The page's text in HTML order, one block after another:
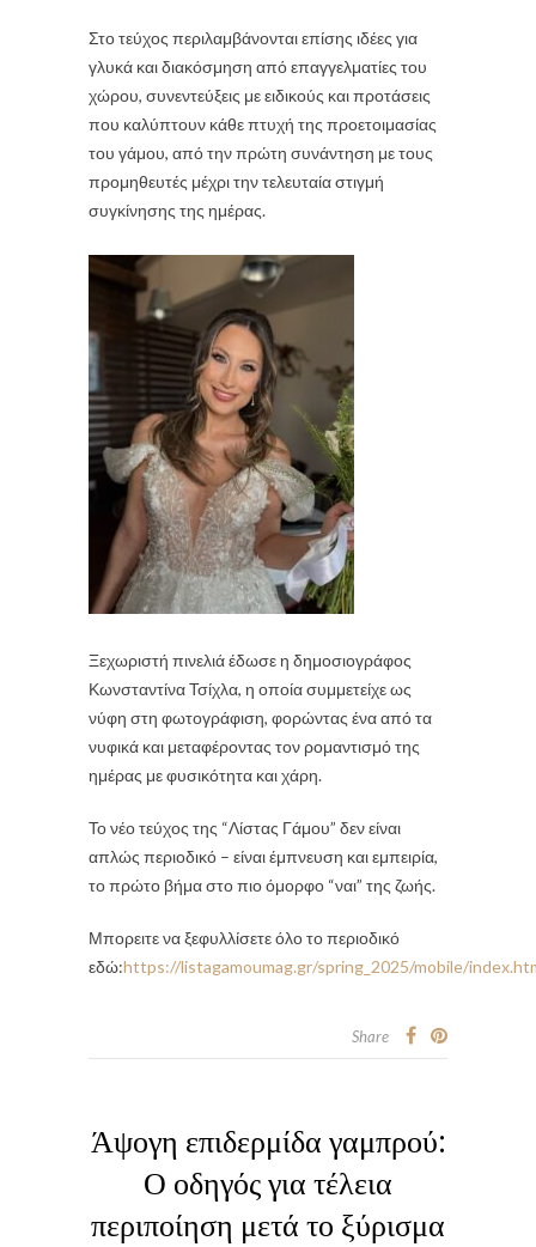
Στο τεύχος περιλαμβάνονται επίσης ιδέες για
γλυκά και διακόσμηση από επαγγελματίες του
χώρου, συνεντεύξεις με ειδικούς και προτάσεις
που καλύπτουν κάθε πτυχή της προετοιμασίας
του γάμου, από την πρώτη συνάντηση με τους
προμηθευτές μέχρι την τελευταία στιγμή
συγκίνησης της ημέρας.
Ξεχωριστή πινελιά έδωσε η δημοσιογράφος
Κωνσταντίνα Τσίχλα, η οποία συμμετείχε ως
νύφη στη φωτογράφιση, φορώντας ένα από τα
νυφικά και μεταφέροντας τον ρομαντισμό της
ημέρας με φυσικότητα και χάρη.
Το νέο τεύχος της “Λίστας Γάμου” δεν είναι
απλώς περιοδικό – είναι έμπνευση και εμπειρία,
το πρώτο βήμα στο πιο όμορφο “ναι” της ζωής.
Μπορειτε να ξεφυλλίσετε όλο το περιοδικό
εδώ:https://listagamoumag.gr/spring_2025/mobile/
Share
Άψογη επιδερμίδα γαμπρού:
Ο οδηγός για τέλεια
περιποίηση μετά το ξύρισμα